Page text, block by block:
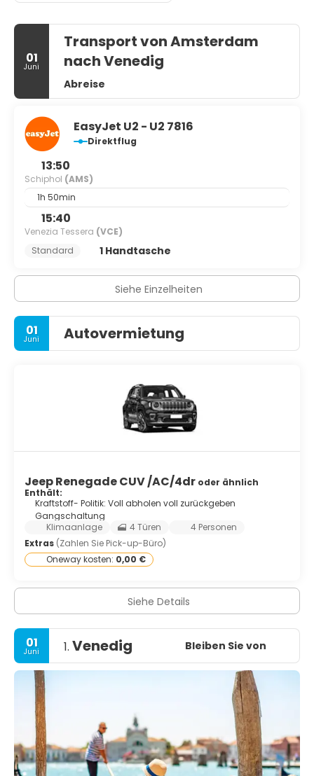
01
Juni
Transport von Amsterdam
nach Venedig
Abreise
EasyJet U2 - U2 7816
Direktflug
13:50
Schiphol (AMS)
1h 50min
15:40
Venezia Tessera (VCE)
Standard
1 Handtasche
Siehe Einzelheiten
01
Juni Autovermietung
Jeep Renegade CUV /AC/4dr oder ähnlich
Enthält:
Kraftstoff- Politik: Voll abholen voll zurückgeben
Gangschaltung
Klimaanlage
4 Türen
4 Personen
Extras (Zahlen Sie Pick-up-Büro)
Oneway kosten: 0,00 €
Siehe Details
01
Juni 1. Venedig Bleiben Sie von